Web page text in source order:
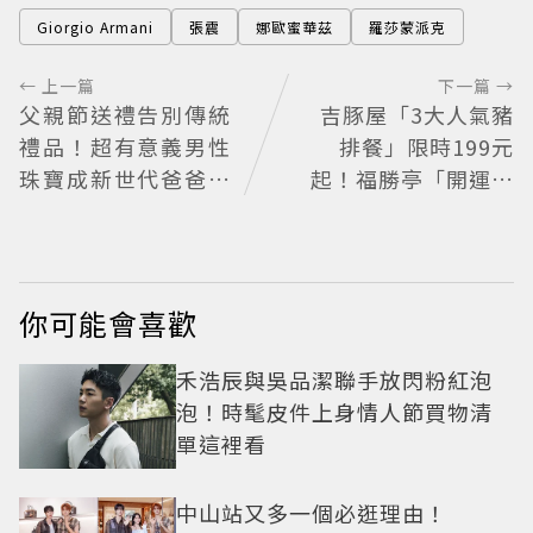
Giorgio Armani 張震 娜歐蜜華茲 羅莎蒙派克
← 上一篇
父親節送禮告別傳統
禮品！超有意義男性
珠寶成新世代爸爸時
下一篇 →
吉豚屋「3大人氣豬
排餐」限時199元
起！福勝亭「開運豬
你可能會喜歡
禾浩辰與吳品潔聯手放閃粉紅泡
泡！時髦皮件上身情人節買物清
單這裡看
中山站又多一個必逛理由！